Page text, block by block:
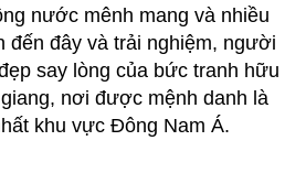
nước mênh mang và nhiều
đến đây và trải nghiệm, người
say lòng của bức tranh hữu
nơi được mệnh danh là
khu vực Đông Nam Á.